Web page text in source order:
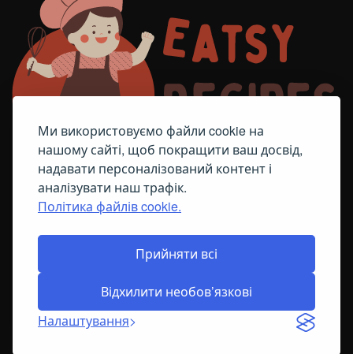
Ми використовуємо файли cookie на
нашому сайті, щоб покращити ваш досвід,
надавати персоналізований контент і
аналізувати наш трафік.
Політика файлів cookie.
Прийняти всі
Відхилити необов’язкові
Налаштування
ПОЛІТИКА ЩОДО ФАЙЛІВ COOKIE
© All Right Reserved2026